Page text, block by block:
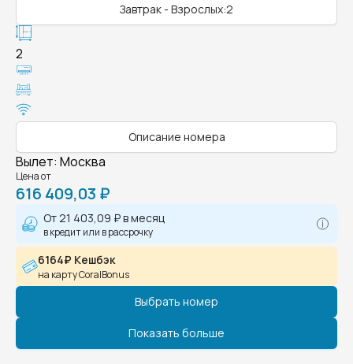
Завтрак - Взрослых:2
2
Описание номера
Вылет: Москва
Цена от
616 409,03 ₽
От 21 403,09 ₽в месяц
в кредит или в рассрочку
6164₽ Кешбэк
на карту CoralBonus
Выбрать номер
Показать больше